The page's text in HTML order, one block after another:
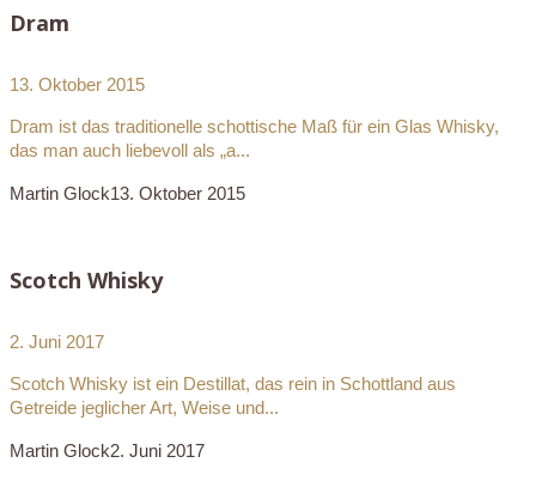
Dram
13. Oktober 2015
Dram ist das traditionelle schottische Maß für ein Glas Whisky,
das man auch liebevoll als „a...
Martin Glock13. Oktober 2015
Scotch Whisky
2. Juni 2017
Scotch Whisky ist ein Destillat, das rein in Schottland aus
Getreide jeglicher Art, Weise und...
Martin Glock2. Juni 2017